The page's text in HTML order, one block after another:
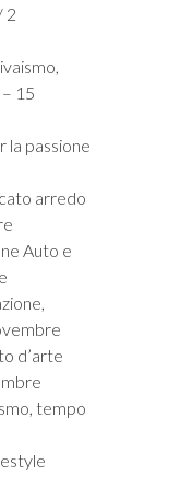
2
15
la passione
arredo
Auto e
d’arte
tempo